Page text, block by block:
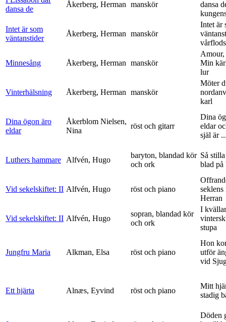
dansa de
Åkerberg, Herman manskör
dansa
Intet är som
väntanstider
Åkerberg, Herman manskör
Intet är
Minnesång Åkerberg, Herman manskör
Min
lur
Vinterhälsning Åkerberg, Herman manskör
Möter
karl
Dina ögon äro
eldar
Åkerblom Nielsen,
Nina
röst och gitarr
Dina
eldar
själ är
Luthers hammare Alfvén, Hugo
baryton, blandad kör
och ork
Så
blad på
Vid sekelskiftet: II Alfvén, Hugo röst och piano
Herran
Vid sekelskiftet: II Alfvén, Hugo
sopran, blandad kör
och ork
I
stupa
Jungfru Maria Alkman, Elsa röst och piano
Hon
utför
vid
Ett hjärta Alnæs, Eyvind röst och piano
Mitt
stadig
Döden